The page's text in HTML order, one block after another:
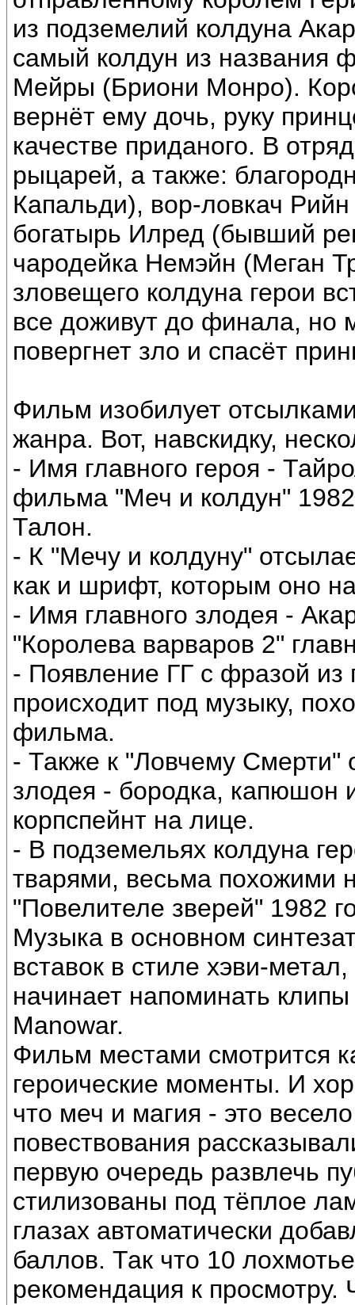
из подземелий колдуна
самый колдун из названия
Мейры (Бриони Монро).
вернёт ему дочь, руку
качестве приданого. В
рыцарей, а также:
Капальди), вор-ловкач
богатырь Илред (бывший
чародейка Немэйн (Меган
зловещего колдуна герои
все доживут до финала, но
повергнет зло и спасёт
Фильм изобилует
жанра. Вот, навскидку,
- Имя главного героя -
фильма "Меч и колдун" 1982
Талон.
- К "Мечу и колдуну"
как и шрифт, которым оно
- Имя главного злодея -
"Королева варваров 2"
- Появление ГГ с фразой из
происходит под музыку,
фильма.
- Также к "Ловчему Смерти"
злодея - бородка, капюшон
корпспейнт на лице.
- В подземельях колдуна
тварями, весьма похожими
"Повелителе зверей" 1982
Музыка в основном
вставок в стиле хэви-
начинает напоминать
Manowar.
Фильм местами смотрится
героические моменты. И
что меч и магия - это
повествования
первую очередь развлечь
стилизованы под тёплое
глазах автоматически
баллов. Так что 10
рекомендация к